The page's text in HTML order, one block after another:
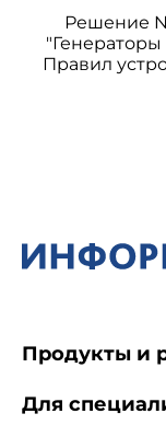
Решение
Правил
Продукты и
Для